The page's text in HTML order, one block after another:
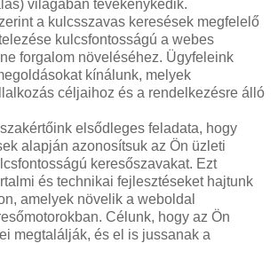
világában tevékenykedik.
a kulcsszavas keresések megfelelő
kulcsfontosságú a webes
forgalom növeléséhez. Ügyfeleink
kínálunk, melyek
céljaihoz és a rendelkezésre álló
elsődleges feladata, hogy
alapján azonosítsuk az Ön üzleti
keresőszavakat. Ezt
és technikai fejlesztéseket hajtunk
amelyek növelik a weboldal
Célunk, hogy az Ön
megtalálják, és el is jussanak a